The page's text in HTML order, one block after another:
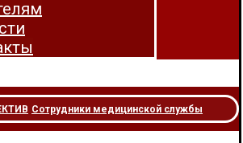
Сотрудники медицинской службы